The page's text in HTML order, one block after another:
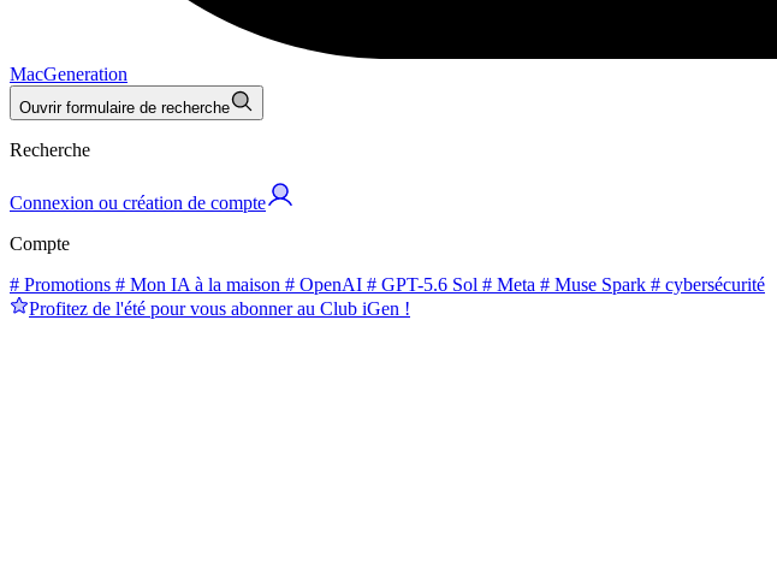
MacGeneration
Ouvrir formulaire de recherche
Recherche
Connexion ou création de compte
Compte
# Promotions # Mon IA à la maison # OpenAI # GPT-5.6 Sol # Meta # Muse Spark # cybersécurité
Profitez de l'été pour vous abonner au Club iGen !